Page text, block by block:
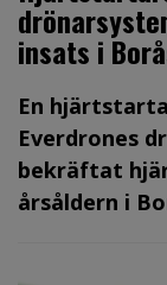
insats i
En
Everdrones
bekräftat
årsåldern i